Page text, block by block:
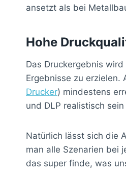
ansetzt als bei
Hohe
Das Druckergebnis
Ergebnisse zu
Drucker) mindestens
und DLP realistisch
Natürlich lässt sich die
man alle Szenarien bei
das super finde, was